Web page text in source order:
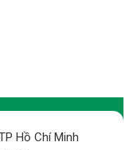
Hồ Chí Minh